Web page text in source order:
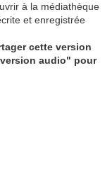
à la médiathèque
et enregistrée
cette version
audio" pour